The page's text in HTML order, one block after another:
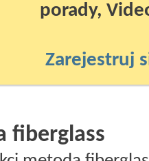
porady,
Zarejestruj
fiberglass